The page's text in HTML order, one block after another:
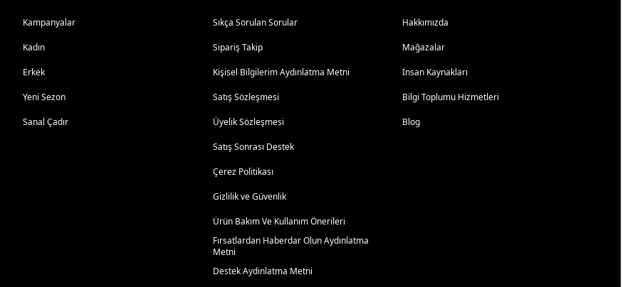
Kampanyalar
Kadın
Erkek
Yeni Sezon
Sanal Çadır
Sıkça Sorulan Sorular
Sipariş Takip
Kişisel Bilgilerim Aydınlatma Metni
Satış Sözleşmesi
Üyelik Sözleşmesi
Satış Sonrası Destek
Çerez Politikası
Gizlilik ve Güvenlik
Ürün Bakım Ve Kullanım Önerileri
Fırsatlardan Haberdar Olun Aydınlatma
Metni
Destek Aydınlatma Metni
Hakkımızda
Mağazalar
İnsan Kaynakları
Bilgi Toplumu Hizmetleri
Blog